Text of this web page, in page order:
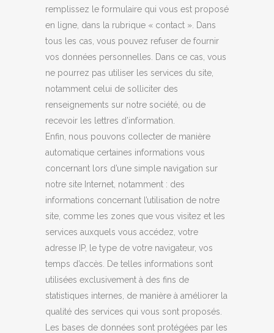
remplissez le formulaire qui vous est proposé
en ligne, dans la rubrique « contact ». Dans
tous les cas, vous pouvez refuser de fournir
vos données personnelles. Dans ce cas, vous
ne pourrez pas utiliser les services du site,
notamment celui de solliciter des
renseignements sur notre société, ou de
recevoir les lettres d’information.
Enfin, nous pouvons collecter de manière
automatique certaines informations vous
concernant lors d’une simple navigation sur
notre site Internet, notamment : des
informations concernant l’utilisation de notre
site, comme les zones que vous visitez et les
services auxquels vous accédez, votre
adresse IP, le type de votre navigateur, vos
temps d’accès. De telles informations sont
utilisées exclusivement à des fins de
statistiques internes, de manière à améliorer la
qualité des services qui vous sont proposés.
Les bases de données sont protégées par les